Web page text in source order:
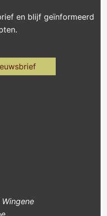
en blijf geïnformeerd